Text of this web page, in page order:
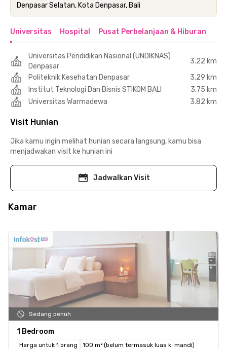
Denpasar Selatan, Kota Denpasar, Bali
Universitas Hospital Pusat Perbelanjaan & Hiburan
Universitas Pendidikan Nasional (UNDIKNAS)
Denpasar
3.22 km
Politeknik Kesehatan Denpasar
3.29 km
Institut Teknologi Dan Bisnis STIKOM BALI
3.75 km
Universitas Warmadewa
3.82 km
Visit Hunian
Jika kamu ingin melihat hunian secara langsung, kamu bisa
menjadwakan visit ke hunian ini
Jadwalkan Visit
Kamar
Sedang penuh
1 Bedroom
Harga untuk 1 orang
100 m² (belum termasuk luas k. mandi)